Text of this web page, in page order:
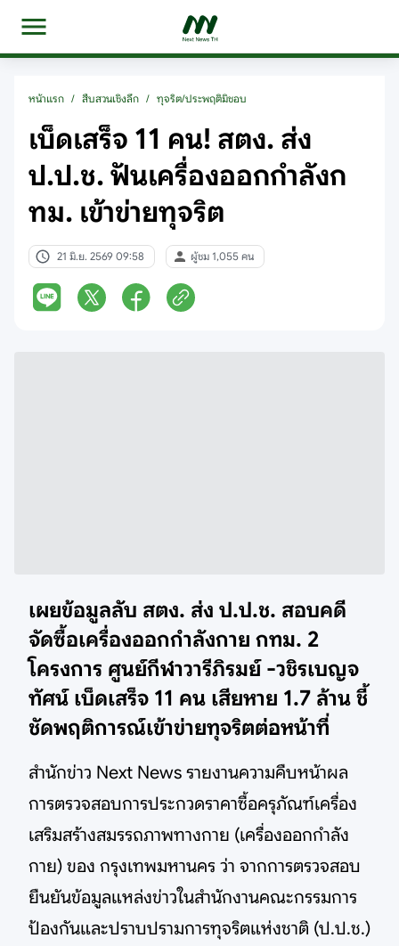
หน้าแรก / สืบสวนเชิงลึก / ทุจริต/ประพฤติมิชอบ
เบ็ดเสร็จ 11 คน! สตง. ส่ง
ป.ป.ช. ฟันเครื่องออกกำลังก
ทม. เข้าข่ายทุจริต
21 มิ.ย. 2569 09:58 ผู้ชม 1,055 คน
เผยข้อมูลลับ สตง. ส่ง ป.ป.ช. สอบคดี
จัดซื้อเครื่องออกกำลังกาย กทม. 2
โครงการ ศูนย์กีฬาวารีภิรมย์ -วชิรเบญจ
ทัศน์ เบ็ดเสร็จ 11 คน เสียหาย 1.7 ล้าน ชี้
ชัดพฤติการณ์เข้าข่ายทุจริตต่อหน้าที่
สำนักข่าว Next News รายงานความคืบหน้าผล
การตรวจสอบการประกวดราคาซื้อครุภัณฑ์เครื่อง
เสริมสร้างสมรรถภาพทางกาย (เครื่องออกกำลัง
กาย) ของ กรุงเทพมหานคร ว่า จากการตรวจสอบ
ยืนยันข้อมูลแหล่งข่าวในสำนักงานคณะกรรมการ
ป้องกันและปราบปรามการทุจริตแห่งชาติ (ป.ป.ช.)